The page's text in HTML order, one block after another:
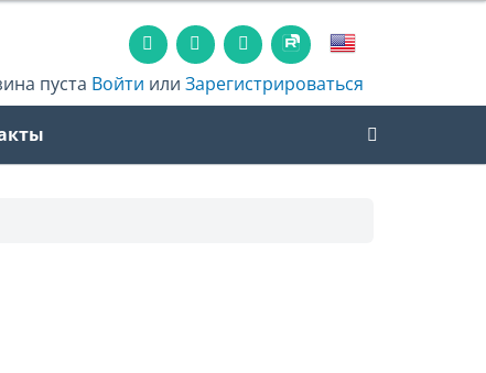
пуста Войти илиЗарегистрироваться